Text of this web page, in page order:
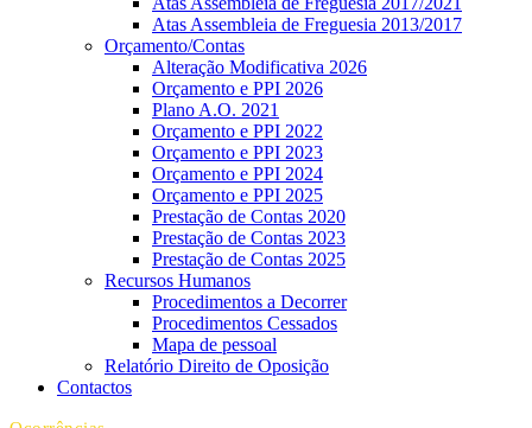
Atas Assembleia de Freguesia 2013/2017
Orçamento/Contas
Alteração Modificativa 2026
Orçamento e PPI 2026
Plano A.O. 2021
Orçamento e PPI 2022
Orçamento e PPI 2023
Orçamento e PPI 2024
Orçamento e PPI 2025
Prestação de Contas 2020
Prestação de Contas 2023
Prestação de Contas 2025
Recursos Humanos
Procedimentos a Decorrer
Procedimentos Cessados
Mapa de pessoal
Relatório Direito de Oposição
Contactos